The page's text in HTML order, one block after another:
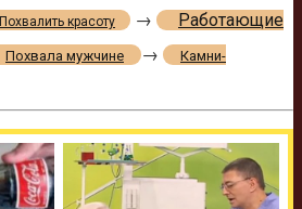
Похвалить красоту →
Работающие
Похвала мужчине →
Камни-